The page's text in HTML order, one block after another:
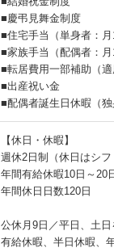
■慶弔見舞金制度
■住宅手当（単身者：月
■家族手当（配偶者：
■転居費用一部補助（
■出産祝い金
■配偶者誕生日休暇（
【休日・休暇】
週休2日制（休日はシフ
年間有給休暇10日～20
年間休日日数120日
公休月9日／平日、土
有給休暇、半日休暇、